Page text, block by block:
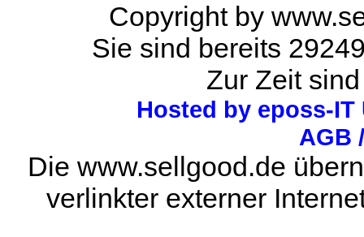
Copyright by
Sie sind bereits
Zur Zeit
Hosted by eposs-
AGB
Die www.sellgood.de
verlinkter externer